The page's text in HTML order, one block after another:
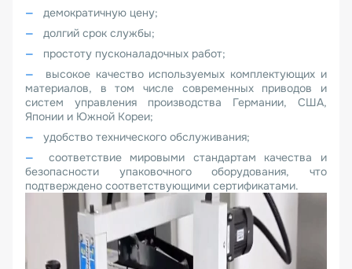
демократичную цену;
долгий срок службы;
простоту пусконаладочных работ;
высокое качество используемых комплектующих и
материалов, в том числе современных приводов и
систем управления производства Германии, США,
Японии и Южной Кореи;
удобство технического обслуживания;
соответствие мировыми стандартам качества и
безопасности упаковочного оборудования, что
подтверждено соответствующими сертификатами.